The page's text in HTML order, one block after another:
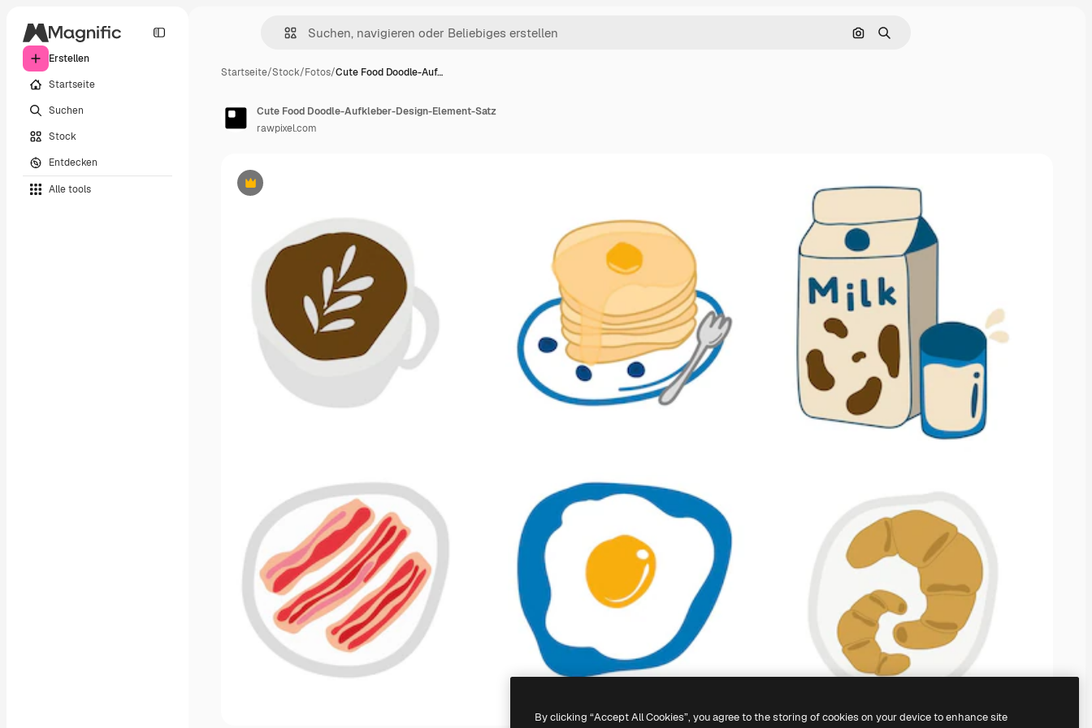
Erstellen
Startseite
Suchen
Stock
Entdecken
Alle tools
Nach Bild suchen
Suchen
Startseite/Stock/Fotos/Cute Food Doodle-Auf…
Premium
Cute Food Doodle-Aufkleber-Design-Element-Satz
rawpixel.com
By clicking “Accept All Cookies”, you agree to the storing of cookies on your device to enhance site